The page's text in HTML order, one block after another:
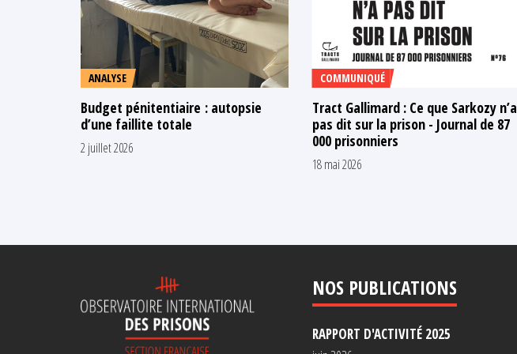
ANALYSE
Budget pénitentiaire : autopsie
d’une faillite totale
2 juillet 2026
COMMUNIQUÉ
Tract Gallimard : Ce que Sarkozy n’a
pas dit sur la prison - Journal de 87
000 prisonniers
18 mai 2026
NOS PUBLICATIONS
RAPPORT D'ACTIVITÉ 2025